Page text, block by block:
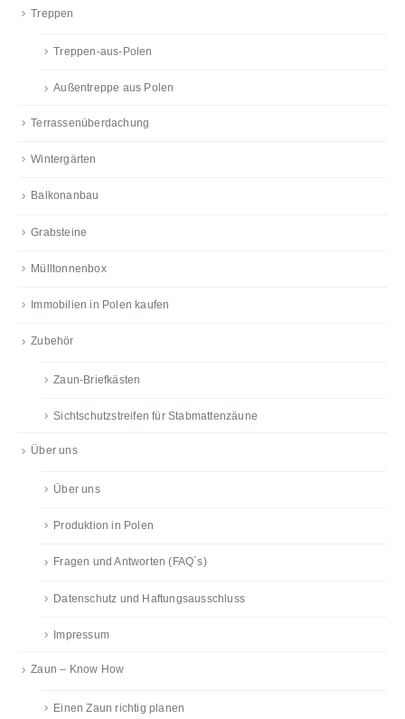
Treppen
Treppen-aus-Polen
Außentreppe aus Polen
Terrassenüberdachung
Wintergärten
Balkonanbau
Grabsteine
Mülltonnenbox
Immobilien in Polen kaufen
Zubehör
Zaun-Briefkästen
Sichtschutzstreifen für Stabmattenzäune
Über uns
Über uns
Produktion in Polen
Fragen und Antworten (FAQ´s)
Datenschutz und Haftungsausschluss
Impressum
Zaun – Know How
Einen Zaun richtig planen